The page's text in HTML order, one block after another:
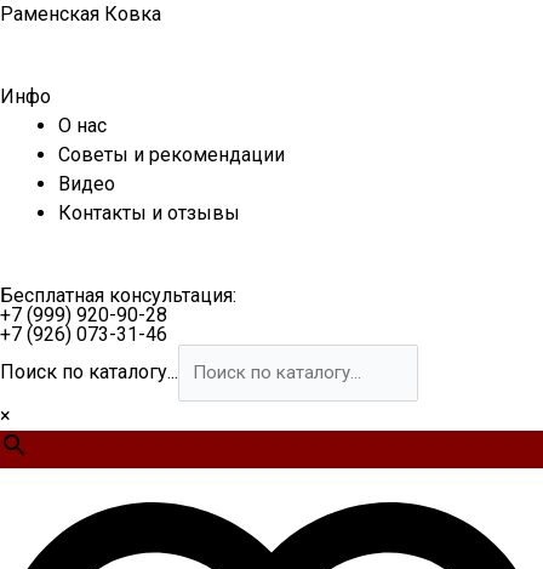
Перейти
Раменская Ковка
Инфо
О нас
Советы и рекомендации
Видео
Контакты и отзывы
Бесплатная консультация:
+7 (999) 920-90-28
+7 (926) 073-31-46
Поиск по каталогу...
×